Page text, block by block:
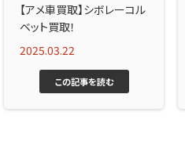
【アメ車買取】シボレーコル
ベット買取！
2025.03.22
この記事を読む